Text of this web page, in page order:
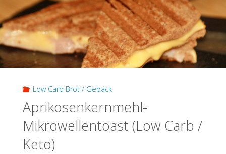
Carb
/
Keto)"
Low Carb Brot / Gebäck
Aprikosenkernmehl-
Mikrowellentoast (Low Carb /
Keto)